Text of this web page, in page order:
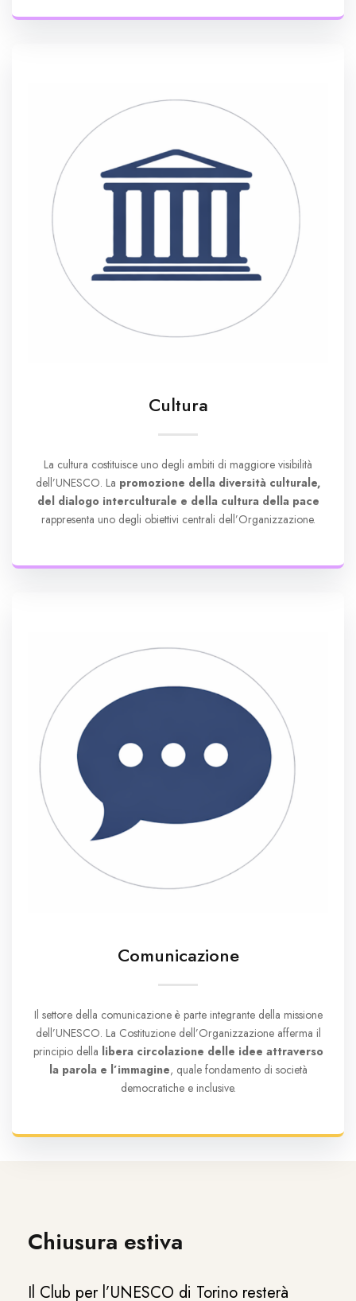
Cultura
La cultura costituisce uno degli ambiti di maggiore visibilità
dell’UNESCO. La promozione della diversità culturale,
del dialogo interculturale e della cultura della pace
rappresenta uno degli obiettivi centrali dell’Organizzazione.
Comunicazione
Il settore della comunicazione è parte integrante della missione
dell’UNESCO. La Costituzione dell’Organizzazione afferma il
principio della libera circolazione delle idee attraverso
la parola e l’immagine, quale fondamento di società
democratiche e inclusive.
Chiusura estiva
Il Club per l’UNESCO di Torino resterà